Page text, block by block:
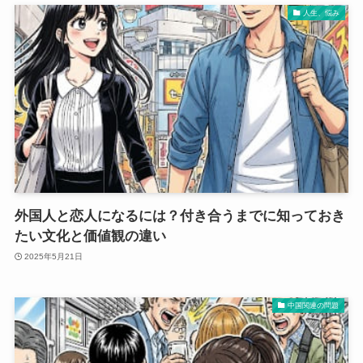
人生、悩み
外国人と恋人になるには？付き合うまでに知っておき
たい文化と価値観の違い
2025年5月21日
中国関連の問題